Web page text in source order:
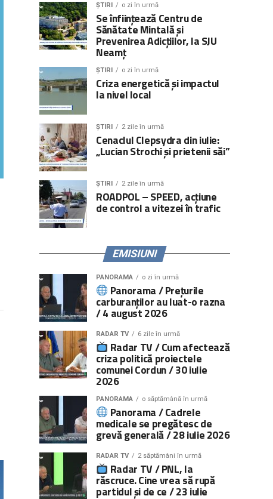
ȘTIRI o zi în urmă
Se înființează Centru de
Sănătate Mintală și
Prevenirea Adicțiilor, la SJU
Neamț
ȘTIRI o zi în urmă
Criza energetică și impactul
la nivel local
ȘTIRI 2 zile în urmă
Cenaclul Clepsydra din iulie:
„Lucian Strochi și prietenii săi”
ȘTIRI 2 zile în urmă
ROADPOL – SPEED, acțiune
de control a vitezei în trafic
EMISIUNI
PANORAMA o zi în urmă
Panorama / Prețurile
carburanților au luat-o razna
/ 4 august 2026
RADAR TV 6 zile în urmă
Radar TV / Cum afectează
criza politică proiectele
comunei Cordun / 30 iulie
2026
PANORAMA o săptămână în urmă
Panorama / Cadrele
medicale se pregătesc de
grevă generală / 28 iulie 2026
RADAR TV 2 săptămâni în urmă
Radar TV / PNL, la
răscruce. Cine vrea să rupă
partidul și de ce / 23 iulie